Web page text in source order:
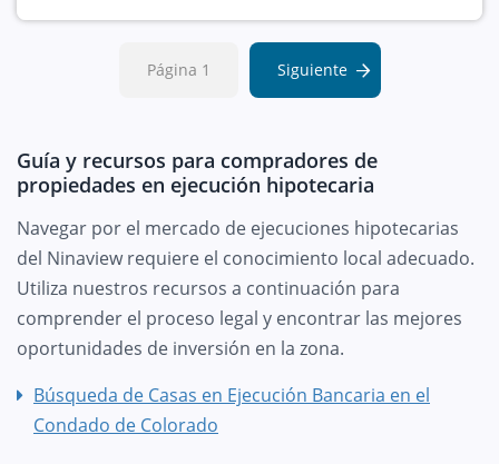
Página 1 Siguiente
Guía y recursos para compradores de
propiedades en ejecución hipotecaria
Navegar por el mercado de ejecuciones hipotecarias
del Ninaview requiere el conocimiento local adecuado.
Utiliza nuestros recursos a continuación para
comprender el proceso legal y encontrar las mejores
oportunidades de inversión en la zona.
Búsqueda de Casas en Ejecución Bancaria en el
Condado de Colorado